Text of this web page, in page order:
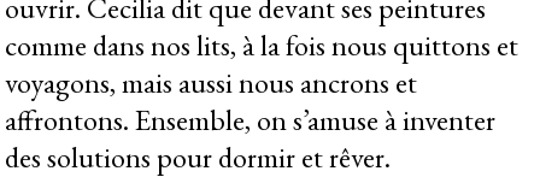
comme dans nos lits, à la fois nous quittons et
voyagons, mais aussi nous ancrons et
affrontons. Ensemble, on s’amuse à inventer
des solutions pour dormir et rêver.